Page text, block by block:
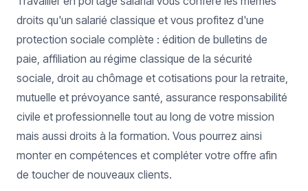
droits qu'un salarié classique et vous profitez d'une
protection sociale complète : édition de bulletins de
paie, affiliation au régime classique de la sécurité
sociale, droit au chômage et cotisations pour la retraite,
mutuelle et prévoyance santé, assurance responsabilité
civile et professionnelle tout au long de votre mission
mais aussi droits à la formation. Vous pourrez ainsi
monter en compétences et compléter votre offre afin
de toucher de nouveaux clients.